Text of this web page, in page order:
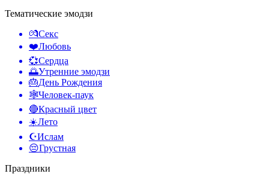
Тематические эмодзи
💏Секс
❤️Любовь
💞Сердца
🌅Утренние эмодзи
🎂День Рождения
🕸️Человек-паук
🔴Красный цвет
☀️Лето
☪️Ислам
😔Грустная
Праздники